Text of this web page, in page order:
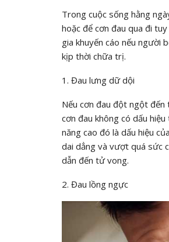
Trong cuộc sống hằng
hoặc để cơn đau qua đi
gia khuyến cáo nếu người
kịp thời chữa trị.
1. Đau lưng dữ dội
Nếu cơn đau đột ngột
cơn đau không có dấu
năng cao đó là dấu hiệu của
dai dẳng và vượt quá sức
dẫn đến tử vong.
2. Đau lồng ngực